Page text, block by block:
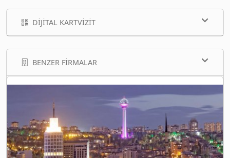
DIJITAL KARTVIZIT
BENZER FIRMALAR